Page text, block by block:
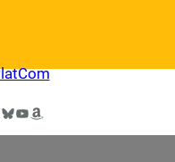
Bluesky YouTube Amazon